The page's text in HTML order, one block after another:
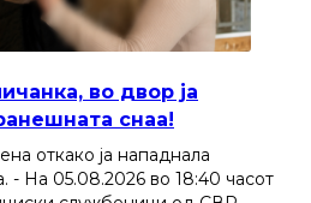
во двор ја
снаа!
откако ја нападнала
- На 05.08.2026 во 18:40 часот